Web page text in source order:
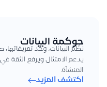
حوكمة البيانات
نظّم البيانات، وحّد
يدعم الامتثال ويرفع
المنشأة.
اكتشف المزيد